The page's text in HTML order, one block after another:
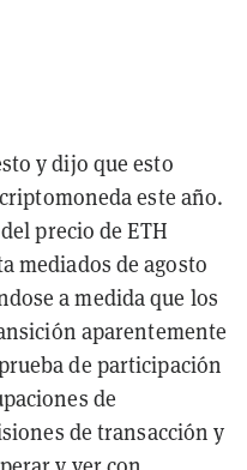
y dijo que esto
este año.
precio de ETH
mediados de agosto
a medida que los
aparentemente
de participación
de
de transacción y